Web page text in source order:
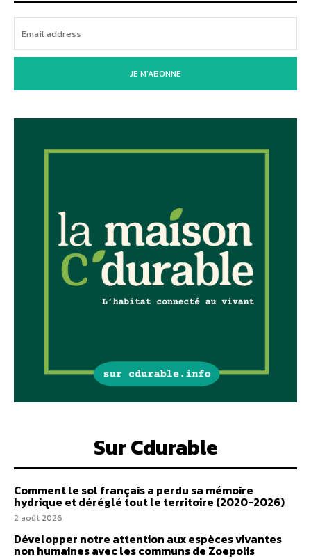
JE M'ABONNE
Sur Cdurable
Comment le sol français a perdu sa mémoire
hydrique et déréglé tout le territoire (2020-2026)
2 août 2026
Développer notre attention aux espèces vivantes
non humaines avec les communs de Zoepolis